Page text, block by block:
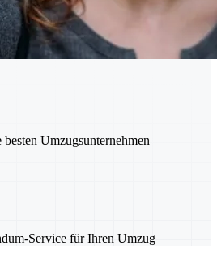
Umzugsunternehmen
Service für Ihren Umzug